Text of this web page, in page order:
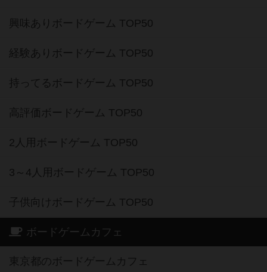
興味ありボードゲーム TOP50
経験ありボードゲーム TOP50
持ってるボードゲーム TOP50
高評価ボードゲーム TOP50
2人用ボードゲーム TOP50
3～4人用ボードゲーム TOP50
子供向けボードゲーム TOP50
ボードゲームカフェ
東京都のボードゲームカフェ